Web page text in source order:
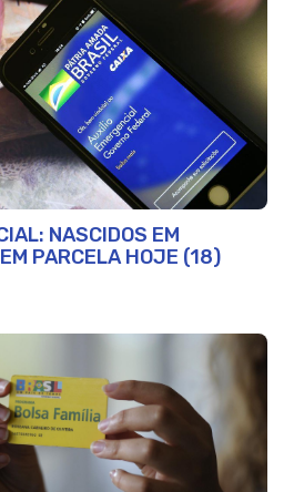
NASCIDOS EM
PARCELA HOJE (18)